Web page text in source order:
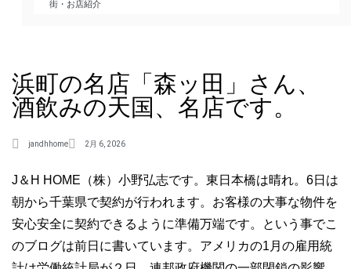
浜町の名店「森ッ田」さん、
酒飲みの天国、名店です。
jandhhome 2月 6, 2026
J＆H HOME（株）小野弘志です。東日本橋は晴れ。6日は
朝から千葉県で契約が行われます。お客様の大事な物件を
安心安全に契約できるように準備万端です。という事でこ
のブログは前日に書いています。アメリカの1月の雇用統
街・お店紹介